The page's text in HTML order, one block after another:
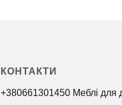
КОНТАКТИ
+380661301450 Меблі для